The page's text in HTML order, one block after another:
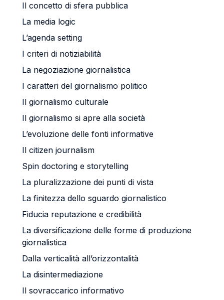
Il concetto di sfera pubblica
La media logic
L’agenda setting
I criteri di notiziabilità
La negoziazione giornalistica
I caratteri del giornalismo politico
Il giornalismo culturale
Il giornalismo si apre alla società
L’evoluzione delle fonti informative
Il citizen journalism
Spin doctoring e storytelling
La pluralizzazione dei punti di vista
La finitezza dello sguardo giornalistico
Fiducia reputazione e credibilità
La diversificazione delle forme di produzione
giornalistica
Dalla verticalità all’orizzontalità
La disintermediazione
Il sovraccarico informativo